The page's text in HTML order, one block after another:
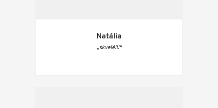
Natália
„skvelé!!!“